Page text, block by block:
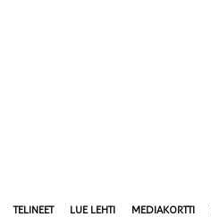
TELINEET LUE LEHTI MEDIAKORTTI